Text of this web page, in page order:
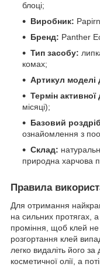
блоці;
Виробник:
Бренд: Panther
Тип засобу:
комах;
Артикул моделі
Термін активної
місяці);
Базовий
ознайомлення з
Склад:
природна харчова
Правила
Для отримання
на сильних протягах,
проміння, щоб клей не
розгортання клей
легко видаліть його
косметичної олії, а